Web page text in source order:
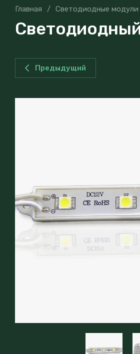
Главная / Светодиодные модули
Предыдущий